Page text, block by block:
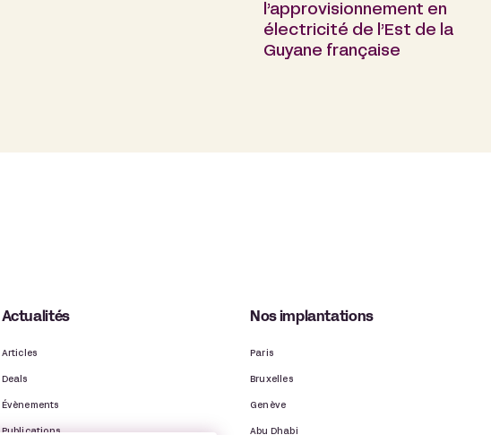
l’approvisionnement en
électricité de l’Est de la
Guyane française
Actualités
Articles
Deals
Évènements
Publications
Nos implantations
Paris
Bruxelles
Genève
Abu Dhabi